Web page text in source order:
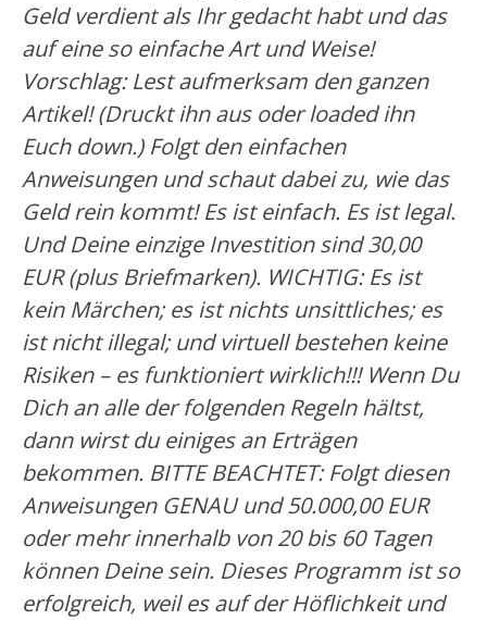
Geld verdient als Ihr gedacht habt und das
auf eine so einfache Art und Weise!
Vorschlag: Lest aufmerksam den ganzen
Artikel! (Druckt ihn aus oder loaded ihn
Euch down.) Folgt den einfachen
Anweisungen und schaut dabei zu, wie das
Geld rein kommt! Es ist einfach. Es ist legal.
Und Deine einzige Investition sind 30,00
EUR (plus Briefmarken). WICHTIG: Es ist
kein Märchen; es ist nichts unsittliches; es
ist nicht illegal; und virtuell bestehen keine
Risiken – es funktioniert wirklich!!! Wenn Du
Dich an alle der folgenden Regeln hältst,
dann wirst du einiges an Erträgen
bekommen. BITTE BEACHTET: Folgt diesen
Anweisungen GENAU und 50.000,00 EUR
oder mehr innerhalb von 20 bis 60 Tagen
können Deine sein. Dieses Programm ist so
erfolgreich, weil es auf der Höflichkeit und